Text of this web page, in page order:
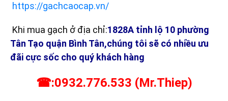
https://gachcaocap.vn/
Khi mua gạch ở địa chỉ:1828A tỉnh lộ 10 phường
Tân Tạo quận Bình Tân,chúng tôi sẽ có nhiều ưu
đãi cực sốc cho quý khách hàng
☎:0932.776.533 (Mr.Thiep)